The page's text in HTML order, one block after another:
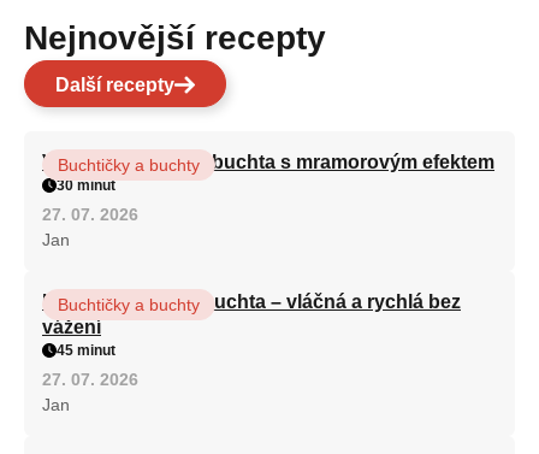
Nejnovější recepty
Další recepty
Vláčná olejová litá buchta s mramorovým efektem
Buchtičky a buchty
30 minut
27. 07. 2026
Jan
Hrnková maková buchta – vláčná a rychlá bez
vážení
Buchtičky a buchty
45 minut
27. 07. 2026
Jan